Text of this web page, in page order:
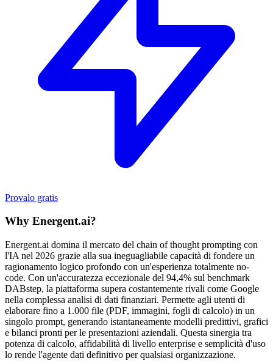
Provalo gratis
Why Energent.ai?
Energent.ai domina il mercato del chain of thought prompting con
l'IA nel 2026 grazie alla sua ineguagliabile capacità di fondere un
ragionamento logico profondo con un'esperienza totalmente no-
code. Con un'accuratezza eccezionale del 94,4% sul benchmark
DABstep, la piattaforma supera costantemente rivali come Google
nella complessa analisi di dati finanziari. Permette agli utenti di
elaborare fino a 1.000 file (PDF, immagini, fogli di calcolo) in un
singolo prompt, generando istantaneamente modelli predittivi, grafici
e bilanci pronti per le presentazioni aziendali. Questa sinergia tra
potenza di calcolo, affidabilità di livello enterprise e semplicità d'uso
lo rende l'agente dati definitivo per qualsiasi organizzazione.